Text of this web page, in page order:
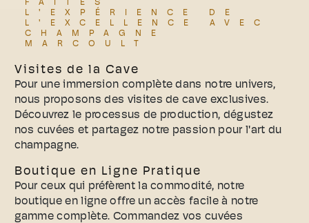
FAITES
L'EXPÉRIENCE DE
L'EXCELLENCE AVEC
CHAMPAGNE
MARCOULT
Visites de la Cave
Pour une immersion complète dans notre univers,
nous proposons des visites de cave exclusives.
Découvrez le processus de production, dégustez
nos cuvées et partagez notre passion pour l'art du
champagne.
Boutique en Ligne Pratique
Pour ceux qui préfèrent la commodité, notre
boutique en ligne offre un accès facile à notre
gamme complète. Commandez vos cuvées